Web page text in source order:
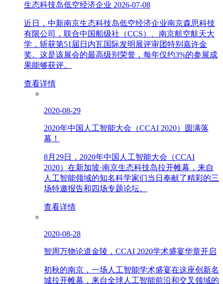
生态科技岛低空经济企业 2026-07-08
近日，中新南京生态科技岛低空经济企业南京森思科技
有限公司，联合中国船级社（CCS）、南京航空航天大
学，斩获第51届日内瓦国际发明展评审团特别嘉许金
奖。这是该展会的最高级别荣誉，每年仅约3%的参展成
果能够获评。
查看详情
2020-08-29
2020年中国人工智能大会（CCAI 2020）圆满落
幕！
8月29日，2020年中国人工智能大会（CCAI
2020）在新加坡·南京生态科技岛拉开帷幕，来自
人工智能领域的知名科学家们当日奉献了精彩的三
场特邀报告和四场专题论坛。
查看详情
2020-08-28
智周万物论道金陵，CCAI 2020学术盛宴华章开启
初秋的南京，一场人工智能学术盛宴在这座创新名
城拉开帷幕，来自全球人工智能前沿和交叉领域的